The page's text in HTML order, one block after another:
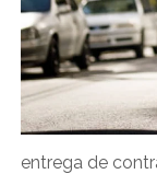
entrega de